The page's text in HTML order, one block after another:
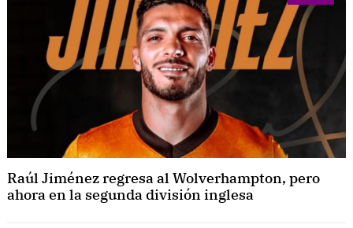
Raúl Jiménez regresa al Wolverhampton, pero
ahora en la segunda división inglesa